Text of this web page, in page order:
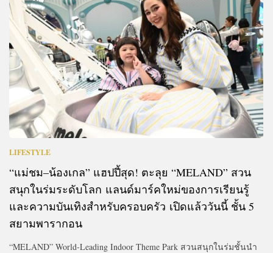
LIFESTYLE
“แม่ชม–น้องเกล” แฮปปี้สุด! ตะลุย “MELAND” สวน
สนุกในร่มระดับโลก แลนด์มาร์คใหม่ของการเรียนรู้
และความบันเทิงสำหรับครอบครัว เปิดแล้ววันนี้ ชั้น 5
สยามพารากอน
“MELAND” World-Leading Indoor Theme Park สวนสนุกในร่มชั้นนำ